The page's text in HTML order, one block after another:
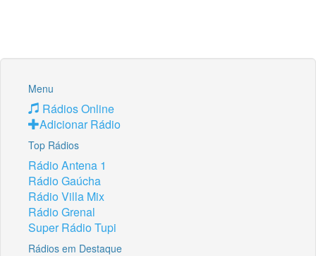
Menu
Rádios Online
Adicionar Rádio
Top Rádios
Rádio Antena 1
Rádio Gaúcha
Rádio Villa Mix
Rádio Grenal
Super Rádio Tupi
Rádios em Destaque